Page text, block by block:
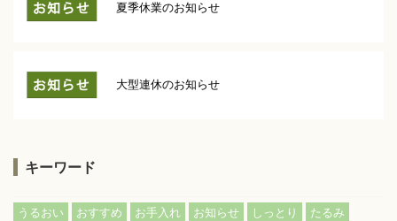
夏季休業のお知らせ
大型連休のお知らせ
キーワード
うるおい おすすめ お手入れ お知らせ しっとり
たるみ